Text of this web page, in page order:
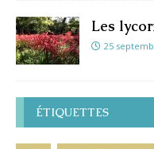
Les
25
ÉTIQUETTES